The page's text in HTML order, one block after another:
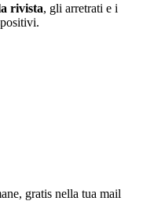
rivista, gli arretrati e i
gratis nella tua mail